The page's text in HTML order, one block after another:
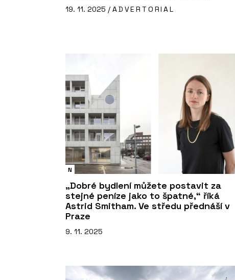
19. 11. 2025 / ADVERTORIAL
N
„Dobré bydlení můžete postavit za
stejné peníze jako to špatné,“ říká
Astrid Smitham. Ve středu přednáší v
Praze
9. 11. 2025